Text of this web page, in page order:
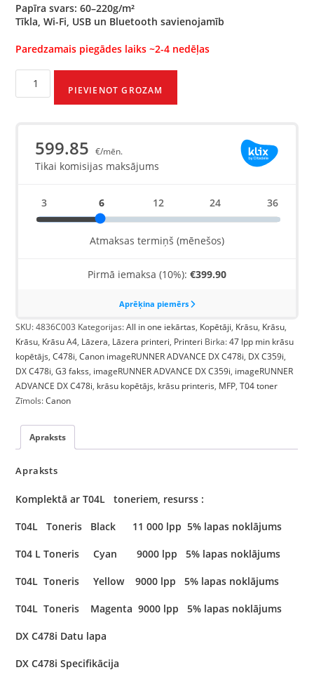
Papīra svars: 60–220g/m²
Tīkla, Wi-Fi, USB un Bluetooth savienojamīb
Paredzamais piegādes laiks ~2-4 nedēļas
PIEVIENOT GROZAM
SKU:4836C003 Kategorijas:All in one iekārtas, Kopētāji, Krāsu, Krāsu,
Krāsu, Krāsu A4, Lāzera, Lāzera printeri, Printeri Birka:47 lpp min krāsu
kopētājs,C478i,Canon imageRUNNER ADVANCE DX C478i, DX C359i,
DX C478i,G3 fakss, imageRUNNER ADVANCE DX C359i, imageRUNNER
ADVANCE DX C478i, krāsu kopētājs, krāsu printeris, MFP,T04 toner
Zīmols:Canon
Apraksts
Apraksts
Komplektā ar T04L toneriem, resurss :
T04L Toneris Black 11 000 lpp 5% lapas noklājums
T04 L Toneris Cyan 9000 lpp 5% lapas noklājums
T04L Toneris Yellow 9000 lpp 5% lapas noklājums
T04L Toneris Magenta 9000 lpp 5% lapas noklājums
DX C478i Datu lapa
DX C478i Specifikācija